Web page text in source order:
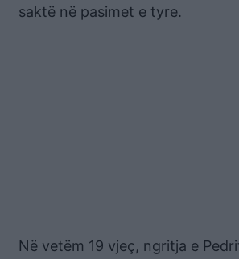
saktë në pasimet e tyre.
Në vetëm 19 vjeç, ngritja e